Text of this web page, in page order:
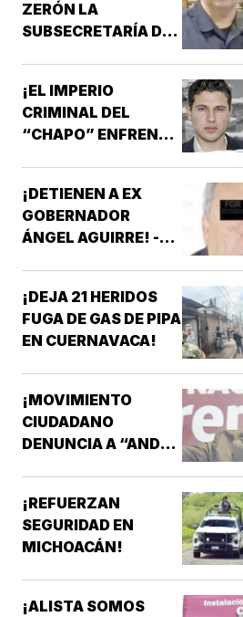
ZERÓN LA
SUBSECRETARÍA DE
¡EL IMPERIO
CRIMINAL DEL
“CHAPO” ENFRENTA
¡DETIENEN A EX
GOBERNADOR
ÁNGEL AGUIRRE! -
¡DEJA 21 HERIDOS
FUGA DE GAS DE PIPA
EN CUERNAVACA!
¡MOVIMIENTO
CIUDADANO
DENUNCIA A “ANDY”
¡REFUERZAN
SEGURIDAD EN
MICHOACÁN!
¡ALISTA SOMOS